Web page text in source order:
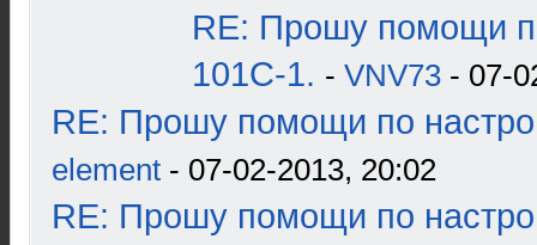
RE: Прошу помощи
101С-1. - VNV73 - 07-
RE: Прошу помощи по
element - 07-02-2013, 20:02
RE: Прошу помощи по